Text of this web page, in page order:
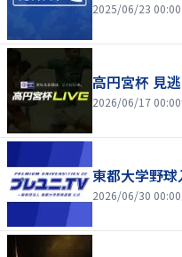
2025/06/23 00:00
高円宮杯 見
2026/06/17 00:00
東都大学野球
2026/06/30 00:00